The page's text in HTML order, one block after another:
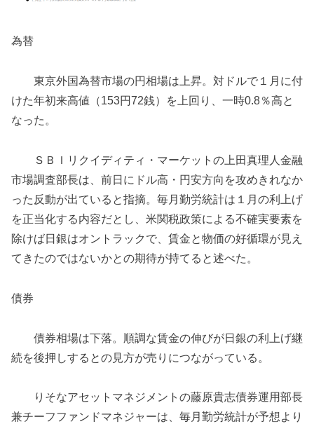
為替
東京外国為替市場の円相場は上昇。対ドルで１月に付
けた年初来高値（153円72銭）を上回り、一時0.8％高と
なった。
ＳＢＩリクイディティ・マーケットの上田真理人金融
市場調査部長は、前日にドル高・円安方向を攻めきれなか
った反動が出ていると指摘。毎月勤労統計は１月の利上げ
を正当化する内容だとし、米関税政策による不確実要素を
除けば日銀はオントラックで、賃金と物価の好循環が見え
てきたのではないかとの期待が持てると述べた。
債券
債券相場は下落。順調な賃金の伸びが日銀の利上げ継
続を後押しするとの見方が売りにつながっている。
りそなアセットマネジメントの藤原貴志債券運用部長
兼チーフファンドマネジャーは、毎月勤労統計が予想より